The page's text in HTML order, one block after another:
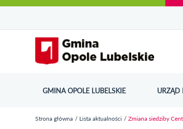
do
strony
do
menu
wyszukiwarki
ścieżki
nawigacyjnej
kategorii
aktualności
do
kalendarza
wydarzeń
do
galerii
do
stopki
GMINA OPOLE LUBELSKIE URZĄD
Strona główna Lista aktualności Zmiana siedziby